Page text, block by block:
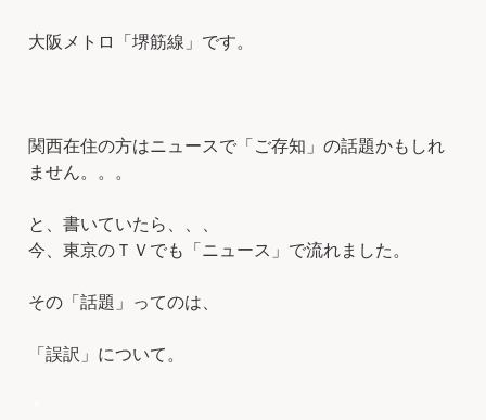
大阪メトロ「堺筋線」です。
関西在住の方はニュースで「ご存知」の話題かもしれ
ません。。。
と、書いていたら、、、
今、東京のＴＶでも「ニュース」で流れました。
その「話題」ってのは、
「誤訳」について。